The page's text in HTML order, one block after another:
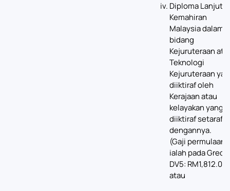
Diploma
Kemahiran
Malaysia dalam
bidang
Kejuruteraan
Teknologi
Kejuruteraan
diiktiraf oleh
Kerajaan atau
kelayakan yang
diiktiraf setaraf
dengannya.
(Gaji permulaan
ialah pada Gred
DV5:
atau